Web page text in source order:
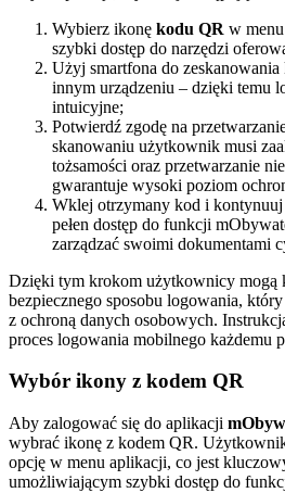
Wybierz ikonę kodu QR w
szybki dostęp do narzędzi
Użyj smartfona do
innym urządzeniu – dzięki temu
intuicyjne;
Potwierdź zgodę na
skanowaniu użytkownik musi
tożsamości oraz przetwarzanie
gwarantuje wysoki poziom
Wklej otrzymany kod i kontynuuj
pełen dostęp do funkcji
zarządzać swoimi dokumentami
Dzięki tym krokom użytkownicy mogą
bezpiecznego sposobu logowania,
z ochroną danych osobowych.
proces logowania mobilnego każdemu
Wybór ikony z kodem QR
Aby zalogować się do aplikacji
wybrać ikonę z kodem QR.
opcję w menu aplikacji, co jest
umożliwiającym szybki dostęp do